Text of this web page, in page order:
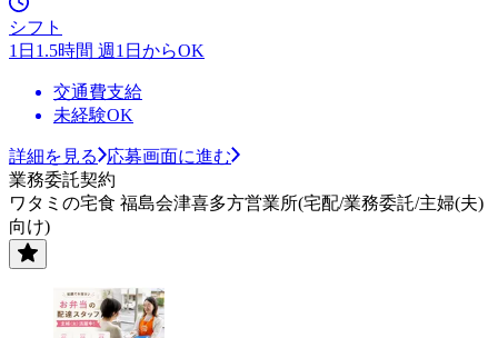
シフト
1日1.5時間 週1日からOK
交通費支給
未経験OK
詳細を見る
応募画面に進む
業務委託契約
ワタミの宅食 福島会津喜多方営業所(宅配/業務委託/主婦(夫)
向け)